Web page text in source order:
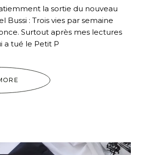
la sortie du nouveau
Bussi : Trois vies par semaine
Surtout après mes lectures
a tué le Petit P